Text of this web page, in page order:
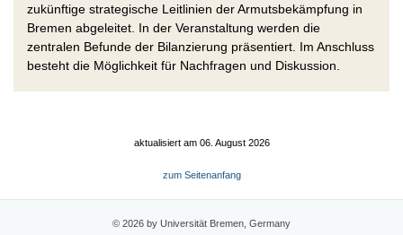
zukünftige strategische Leitlinien der Armutsbekämpfung in
Bremen abgeleitet. In der Veranstaltung werden die
zentralen Befunde der Bilanzierung präsentiert. Im Anschluss
besteht die Möglichkeit für Nachfragen und Diskussion.
aktualisiert am 06. August 2026
zum Seitenanfang
© 2026 by Universität Bremen, Germany